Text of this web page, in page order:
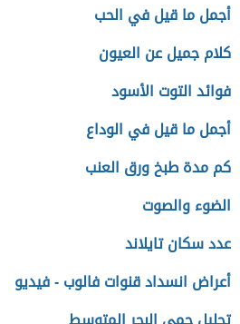
أجمل ما قيل في الحب
كلام جميل عن العيون
فوائد التوت الأسود
أجمل ما قيل في الوداع
كم مدة طبخ ورق العنب
الضوء والصوت
عدد سكان تايلاند
أعراض انسداد قنوات فالوب - فيديو